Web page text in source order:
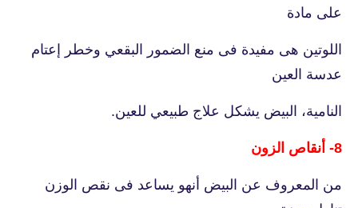
على مادة
اللوتين هى مفيدة فى منع الضمور البقعي وخطر إعتام
عدسة العين
النامية، البيض يشكل علاج طبيعي للعين.
8- أنقاص الزون
من المعروف عن البيض أنهو يساعد فى نقص الوزن